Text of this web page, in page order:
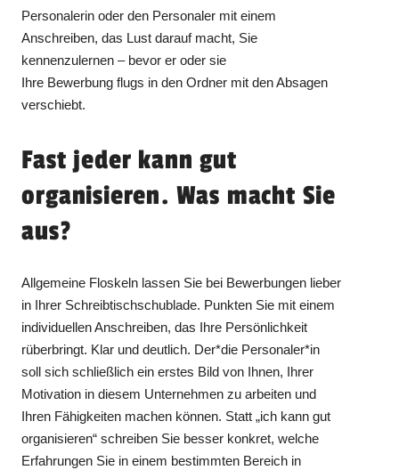
Personalerin oder den Personaler mit einem
Anschreiben, das Lust darauf macht, Sie
kennenzulernen – bevor er oder sie
Ihre Bewerbung flugs in den Ordner mit den Absagen
verschiebt.
Fast jeder kann gut
organisieren. Was macht Sie
aus?
Allgemeine Floskeln lassen Sie bei Bewerbungen lieber
in Ihrer Schreibtischschublade. Punkten Sie mit einem
individuellen Anschreiben, das Ihre Persönlichkeit
rüberbringt. Klar und deutlich. Der*die Personaler*in
soll sich schließlich ein erstes Bild von Ihnen, Ihrer
Motivation in diesem Unternehmen zu arbeiten und
Ihren Fähigkeiten machen können. Statt „ich kann gut
organisieren“ schreiben Sie besser konkret, welche
Erfahrungen Sie in einem bestimmten Bereich in